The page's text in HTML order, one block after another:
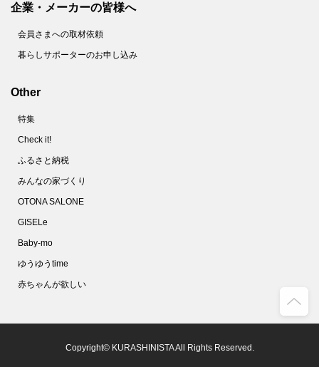
企業・メーカーの皆様へ
会員さまへの取材依頼
暮らしサポーターのお申し込み
Other
特集
Check it!
ふるさと納税
みんなの家づくり
OTONA SALONE
GISELe
Baby-mo
ゆうゆうtime
赤ちゃんが欲しい
Copyright© KURASHINISTA All Rights Reserved.